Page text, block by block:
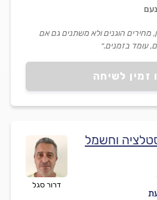
זמין לשיחה
מחירים הוגנים ולא משתנים גם אם
עומד בזמנים.״
דרור סגל
וחשמל